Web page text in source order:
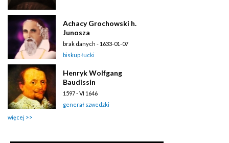
Achacy Grochowski h.
Junosza
brak danych - 1633-01-07
biskup łucki
Henryk Wolfgang
Baudissin
1597 - VI 1646
generał szwedzki
więcej